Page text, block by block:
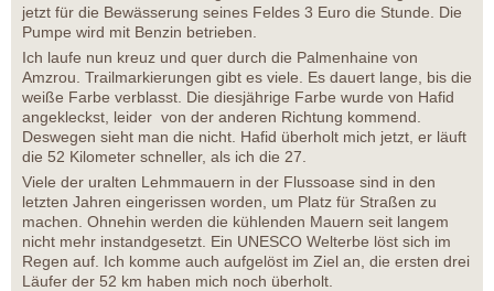
jetzt für die Bewässerung seines Feldes 3 Euro die Stunde. Die
Pumpe wird mit Benzin betrieben.
Ich laufe nun kreuz und quer durch die Palmenhaine von
Amzrou. Trailmarkierungen gibt es viele. Es dauert lange, bis die
weiße Farbe verblasst. Die diesjährige Farbe wurde von Hafid
angekleckst, leider von der anderen Richtung kommend.
Deswegen sieht man die nicht. Hafid überholt mich jetzt, er läuft
die 52 Kilometer schneller, als ich die 27.
Viele der uralten Lehmmauern in der Flussoase sind in den
letzten Jahren eingerissen worden, um Platz für Straßen zu
machen. Ohnehin werden die kühlenden Mauern seit langem
nicht mehr instandgesetzt. Ein UNESCO Welterbe löst sich im
Regen auf. Ich komme auch aufgelöst im Ziel an, die ersten drei
Läufer der 52 km haben mich noch überholt.